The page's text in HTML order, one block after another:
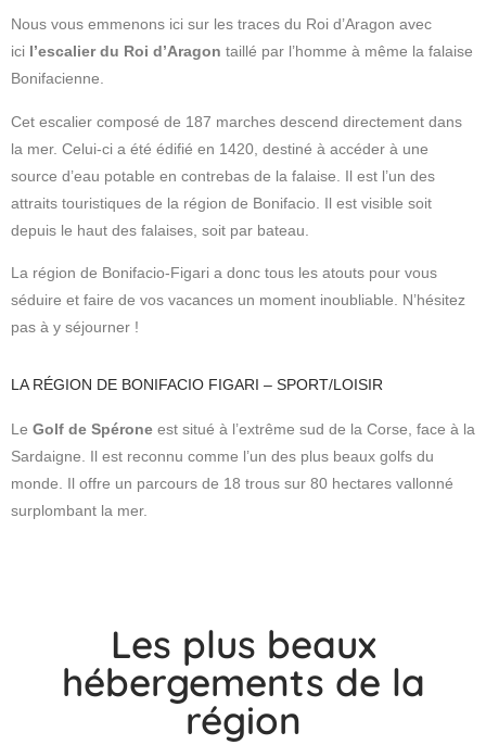
Nous vous emmenons ici sur les traces du Roi d’Aragon avec
ici l’escalier du Roi d’Aragon taillé par l’homme à même la falaise
Bonifacienne.
Cet escalier composé de 187 marches descend directement dans
la mer. Celui-ci a été édifié en 1420, destiné à accéder à une
source d’eau potable en contrebas de la falaise. Il est l’un des
attraits touristiques de la région de Bonifacio. Il est visible soit
depuis le haut des falaises, soit par bateau.
La région de Bonifacio-Figari a donc tous les atouts pour vous
séduire et faire de vos vacances un moment inoubliable. N’hésitez
pas à y séjourner !
LA RÉGION DE BONIFACIO FIGARI – SPORT/LOISIR
Le Golf de Spérone est situé à l’extrême sud de la Corse, face à la
Sardaigne. Il est reconnu comme l’un des plus beaux golfs du
monde. Il offre un parcours de 18 trous sur 80 hectares vallonné
surplombant la mer.
Les plus beaux
hébergements de la
région